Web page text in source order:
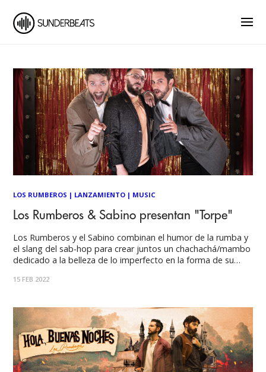
LOS RUMBEROS | LANZAMIENTO | MUSIC
Los Rumberos & Sabino presentan "Torpe"
Los Rumberos y el Sabino combinan el humor de la rumba y
el slang del sab-hop para crear juntos un chachachá/mambo
dedicado a la belleza de lo imperfecto en la forma de su
para Los Rumberos que será acompañado de
15 FEB 2022